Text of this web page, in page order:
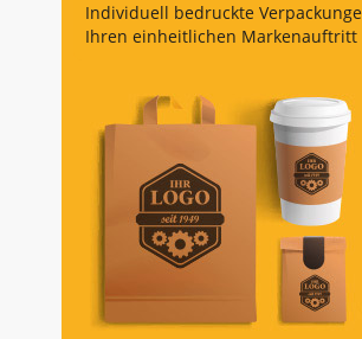
Individuell bedruckte
Ihren einheitlichen Markenauftritt